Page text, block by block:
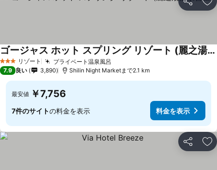
シェア お
3 ホテルのランク
リゾート プライベート温泉風呂
ゴージャス ホット スプリング リゾート (麗之湯溫泉會館)
料金を表示
7.9 良い 3,890 Shilin Night Marketまで2.1 km
最安値 ￥7,756
7件のサイトの料金を表示 料金を表示
シェア お